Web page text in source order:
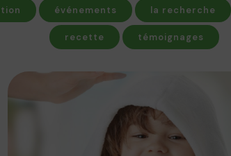
événements la recherche
recette témoignages